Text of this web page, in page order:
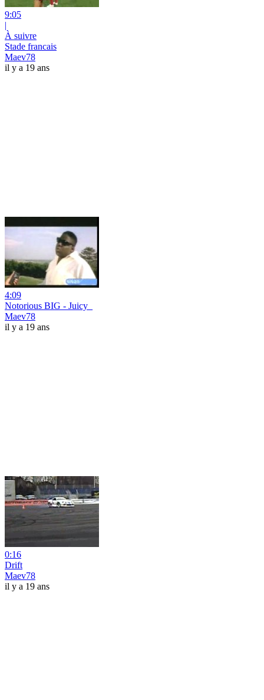
9:05
|
À suivre
Stade francais
Maev78
il y a 19 ans
4:09
Notorious BIG - Juicy_
Maev78
il y a 19 ans
0:16
Drift
Maev78
il y a 19 ans